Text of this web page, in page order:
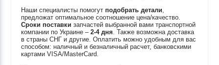
Наши специалисты помогут подобрать детали,
предложат оптимальное соотношение цена/качество.
Сроки поставки запчастей выбранной вами транспортной
компании по Украине –2-4 дня. Также возможна доставка
в страны СНГ и другие. Оплатить можно удобным для вас
способом: наличный и безналичный расчет, банковскими
картами VISA/MasterCard.